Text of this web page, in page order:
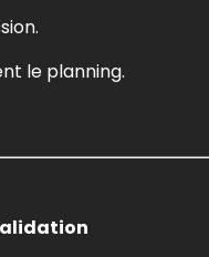
le planning.